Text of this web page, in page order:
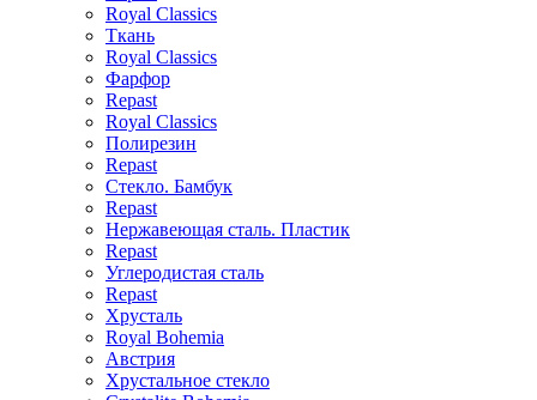
Royal Classics
Ткань
Royal Classics
Фарфор
Repast
Royal Classics
Полирезин
Repast
Стекло. Бамбук
Repast
Нержавеющая сталь. Пластик
Repast
Углеродистая сталь
Repast
Хрусталь
Royal Bohemia
Австрия
Хрустальное стекло